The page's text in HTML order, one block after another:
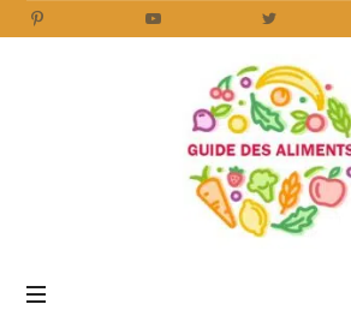
Aliments